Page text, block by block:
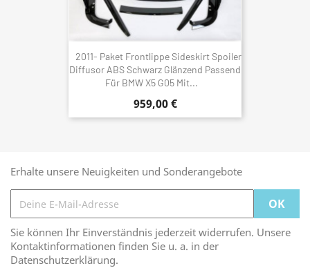
2011- Paket Frontlippe Sideskirt Spoiler
Diffusor ABS Schwarz Glänzend Passend
Für BMW X5 G05 Mit...
959,00 €
Erhalte unsere Neuigkeiten und Sonderangebote
Sie können Ihr Einverständnis jederzeit widerrufen. Unsere
Kontaktinformationen finden Sie u. a. in der
Datenschutzerklärung.